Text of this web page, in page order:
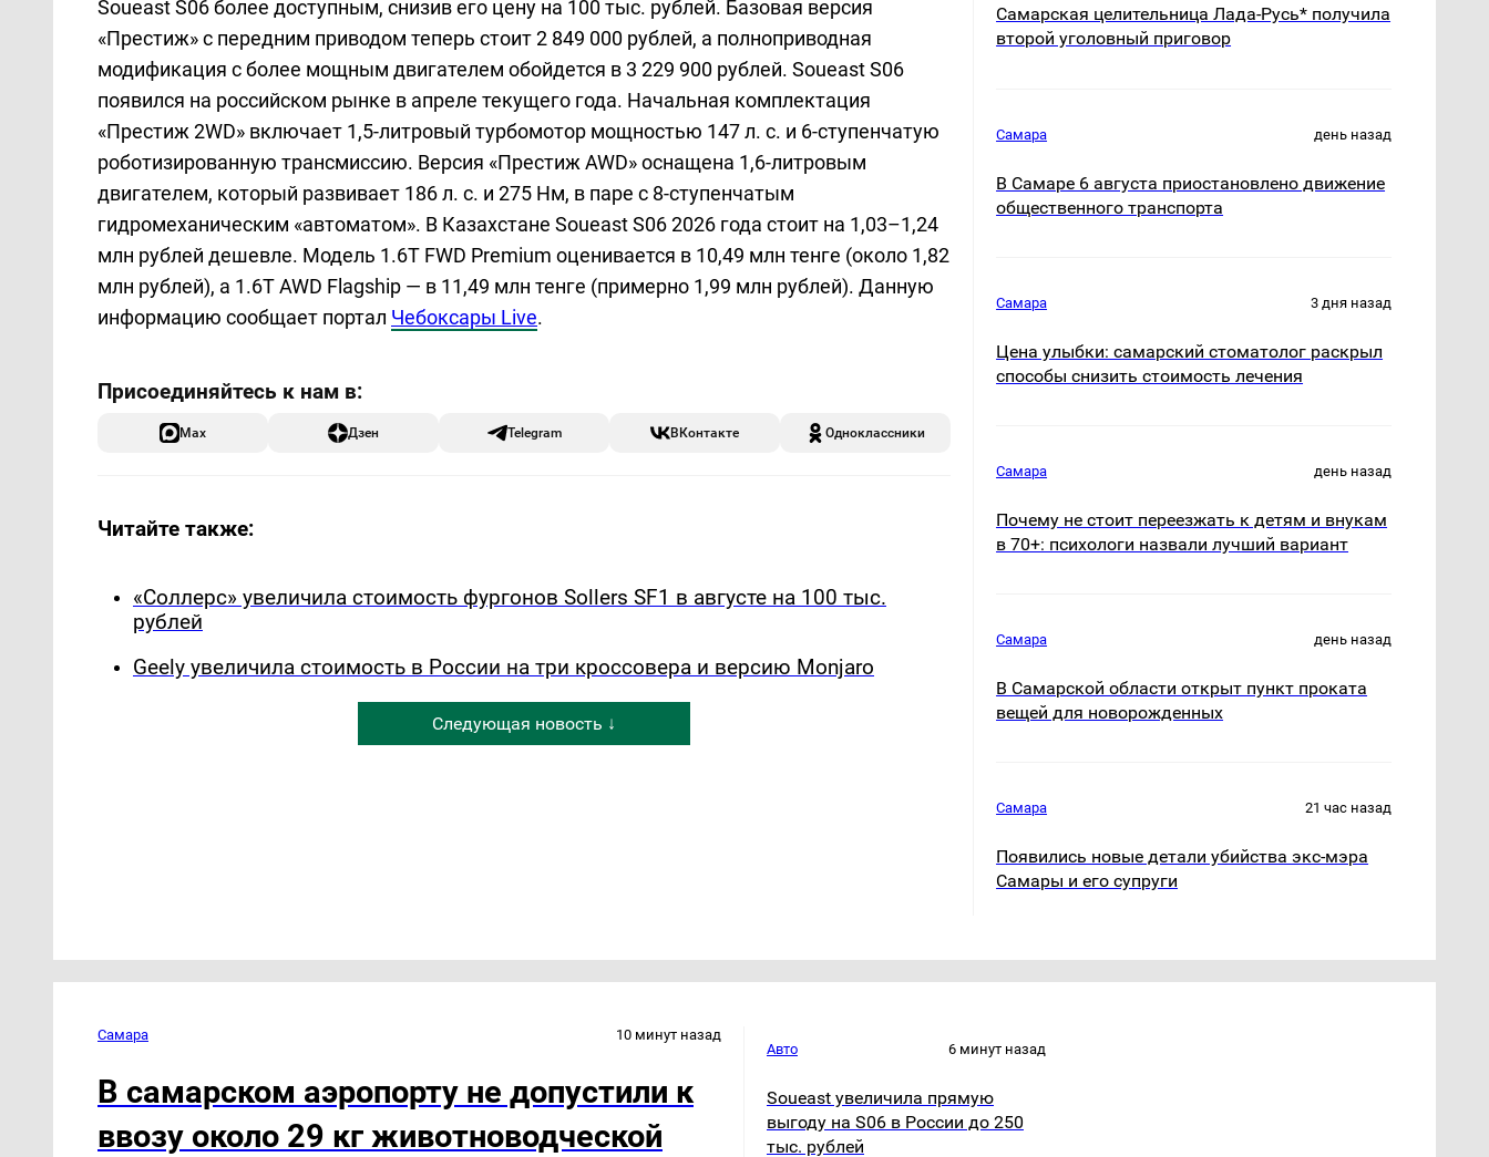
Soueast S06 более доступным, снизив его цену на 100 тыс. рублей. Базовая версия
«Престиж» с передним приводом теперь стоит 2 849 000 рублей, а полноприводная
модификация с более мощным двигателем обойдется в 3 229 900 рублей. Soueast S06
появился на российском рынке в апреле текущего года. Начальная комплектация
«Престиж 2WD» включает 1,5-литровый турбомотор мощностью 147 л. с. и 6-ступенчатую
роботизированную трансмиссию. Версия «Престиж AWD» оснащена 1,6-литровым
двигателем, который развивает 186 л. с. и 275 Нм, в паре с 8-ступенчатым
гидромеханическим «автоматом». В Казахстане Soueast S06 2026 года стоит на 1,03–1,24
млн рублей дешевле. Модель 1.6T FWD Premium оценивается в 10,49 млн тенге (около 1,82
млн рублей), а 1.6T AWD Flagship — в 11,49 млн тенге (примерно 1,99 млн рублей). Данную
информацию сообщает портал Чебоксары Live.
Max Дзен Telegram ВКонтакте Одноклассники
Читайте также:
«Соллерс» увеличила стоимость фургонов Sollers SF1 в августе на 100 тыс.
рублей
Geely увеличила стоимость в России на три кроссовера и версию Monjaro
Следующая новость ↓
Самарская целительница Лада-Русь* получила
второй уголовный приговор
Самара день назад
В Самаре 6 августа приостановлено движение
общественного транспорта
Самара 3 дня назад
Цена улыбки: самарский стоматолог раскрыл
способы снизить стоимость лечения
Самара день назад
Почему не стоит переезжать к детям и внукам
в 70+: психологи назвали лучший вариант
Самара день назад
В Самарской области открыт пункт проката
вещей для новорожденных
Самара 21 час назад
Появились новые детали убийства экс-мэра
Самары и его супруги
Самара 10 минут назад
В самарском аэропорту не допустили к
ввозу около 29 кг животноводческой
Авто 6 минут назад
Soueast увеличила прямую
выгоду на S06 в России до 250
тыс. рублей